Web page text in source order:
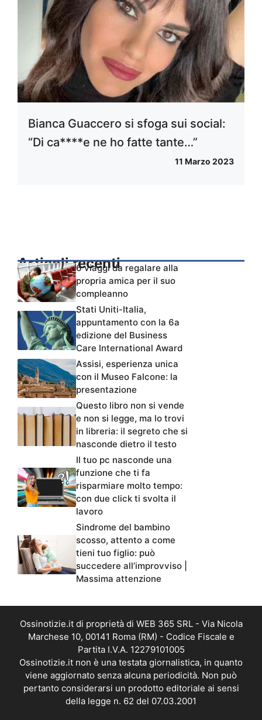
Bianca Guaccero si sfoga sui social:
“Di ca****e ne ho fatte tante…”
11 Marzo 2023
Articoli recenti6 viaggi da regalare alla
propria amica per il suo
compleanno
Stati Uniti-Italia,
appuntamento con la 6a
edizione del Business
Care International Award
Assisi, esperienza unica
con il Museo Falcone: la
presentazione
Questo libro non si vende
e non si legge, ma lo trovi
in libreria: il segreto che si
nasconde dietro il testo
Il tuo pc nasconde una
funzione che ti fa
risparmiare molto tempo:
con due click ti svolta il
lavoro
Sindrome del bambino
scosso, attento a come
tieni tuo figlio: può
succedere all’improvviso |
Massima attenzione
Ossinotizie.it di proprietà di WEB 365 SRL - Via Nicola
Marchese 10, 00141 Roma (RM) - Codice Fiscale e
Partita I.V.A. 12279101005
Ossinotizie.it non è una testata giornalistica, in quanto
viene aggiornato senza alcuna periodicità. Non può
pertanto considerarsi un prodotto editoriale ai sensi
della legge n. 62 del 07.03.2001